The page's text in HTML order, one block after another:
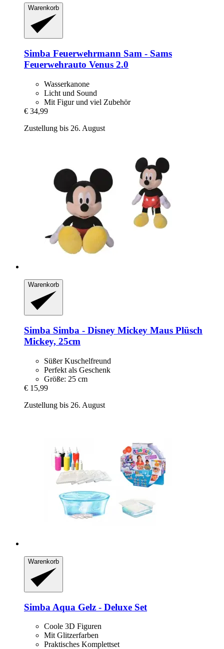
Warenkorb
Simba Feuerwehrmann Sam -​ Sams
Feuerwehrauto Venus 2.0
Wasserkanone
Licht und Sound
Mit Figur und viel Zubehör
€ 34,99
Zustellung bis 26. August
Warenkorb
Simba Simba -​ Disney Mickey Maus Plüsch
Mickey, 25cm
Süßer Kuschelfreund
Perfekt als Geschenk
Größe: 25 cm
€ 15,99
Zustellung bis 26. August
Warenkorb
Simba Aqua Gelz -​ Deluxe Set
Coole 3D Figuren
Mit Glitzerfarben
Praktisches Komplettset